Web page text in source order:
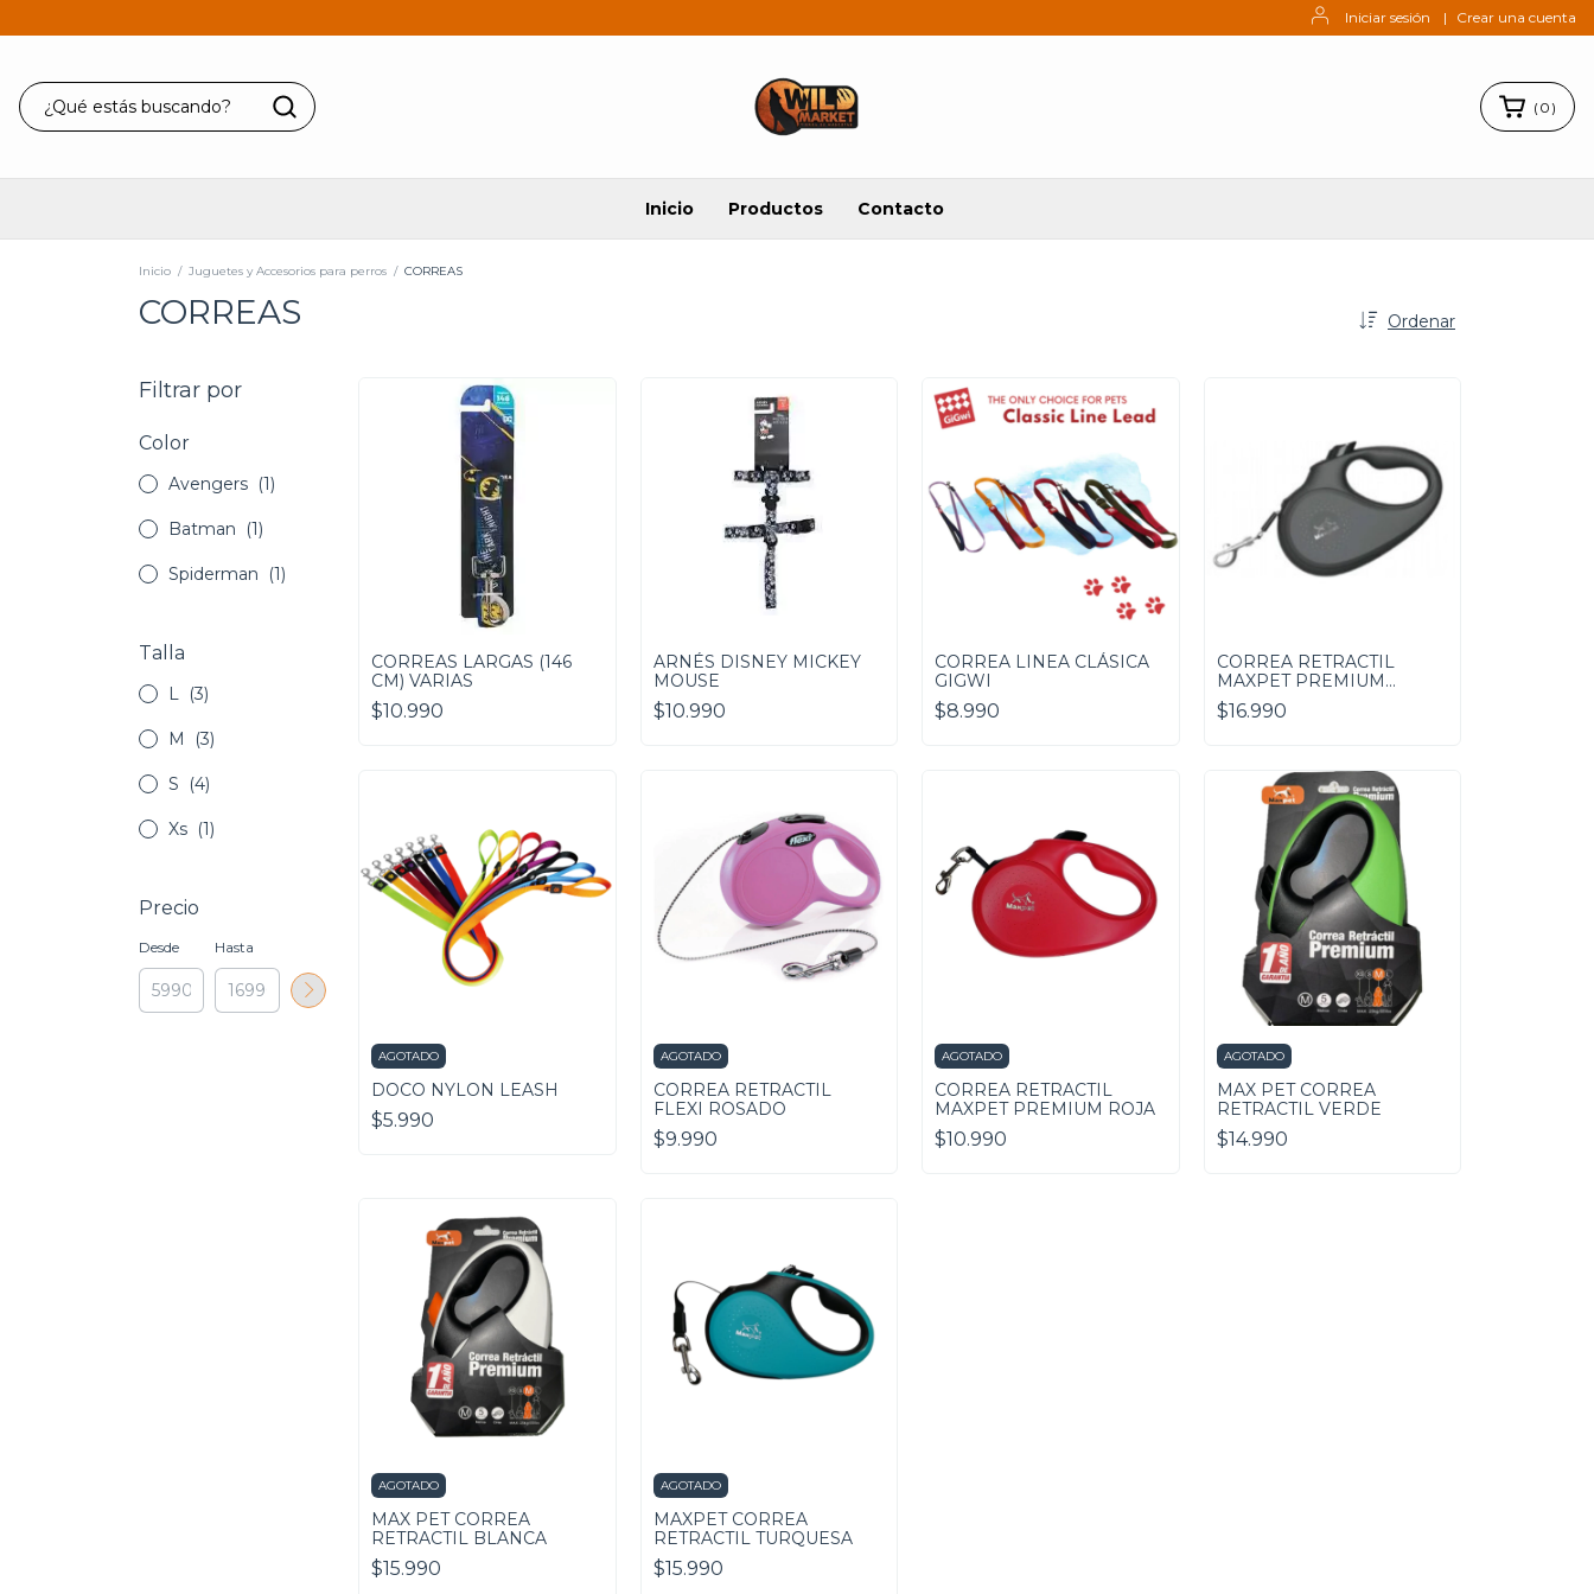
Iniciar sesión | Crear una cuenta
( 0 )
Inicio Productos Contacto
Inicio / Juguetes y Accesorios para perros / CORREAS
CORREAS Ordenar
Filtrar por
Color
Avengers (1)
Batman (1)
Spiderman (1)
Talla
L (3)
M (3)
S (4)
Xs (1)
Precio
Desde Hasta
CORREAS LARGAS (146
CM) VARIAS
$10.990
ARNÉS DISNEY MICKEY
MOUSE
$10.990
CORREA LINEA CLÁSICA
GIGWI
$8.990
CORREA RETRACTIL
MAXPET PREMIUM
NEGRO
$16.990
AGOTADO
DOCO NYLON LEASH
$5.990
AGOTADO
CORREA RETRACTIL
FLEXI ROSADO
$9.990
AGOTADO
CORREA RETRACTIL
MAXPET PREMIUM ROJA
$10.990
AGOTADO
MAX PET CORREA
RETRACTIL VERDE
$14.990
AGOTADO
MAX PET CORREA
RETRACTIL BLANCA
$15.990
AGOTADO
MAXPET CORREA
RETRACTIL TURQUESA
$15.990